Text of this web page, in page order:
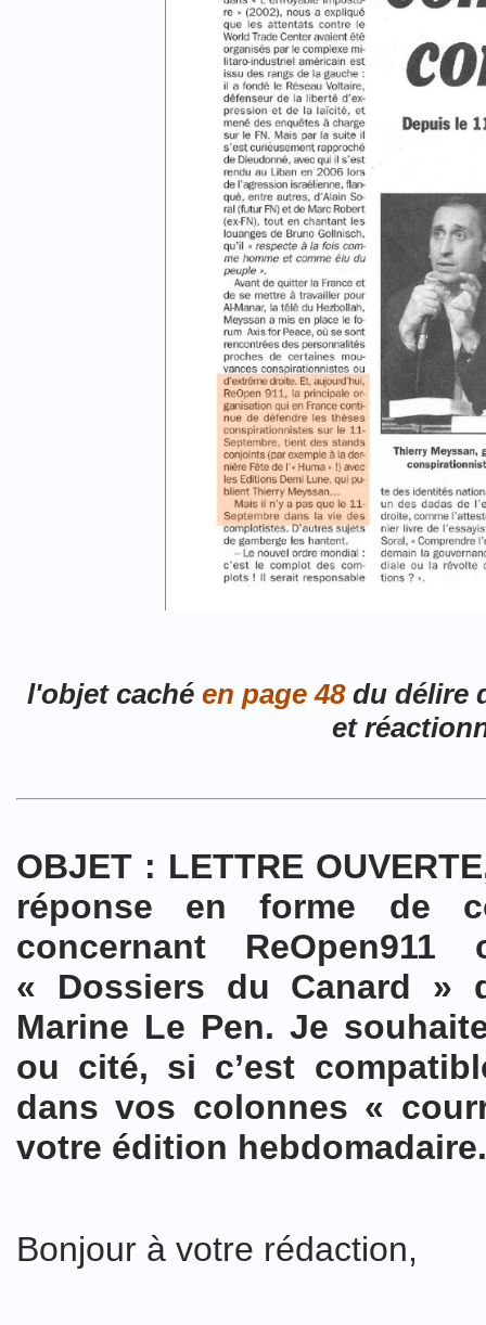
l'objet caché en page 48du délire
et
OBJET : LETTRE
réponse en forme de
concernant
« Dossiers du Canard »
Marine Le Pen. Je
ou cité, si c’est
dans vos colonnes «
votre édition
Bonjour à votre rédaction,